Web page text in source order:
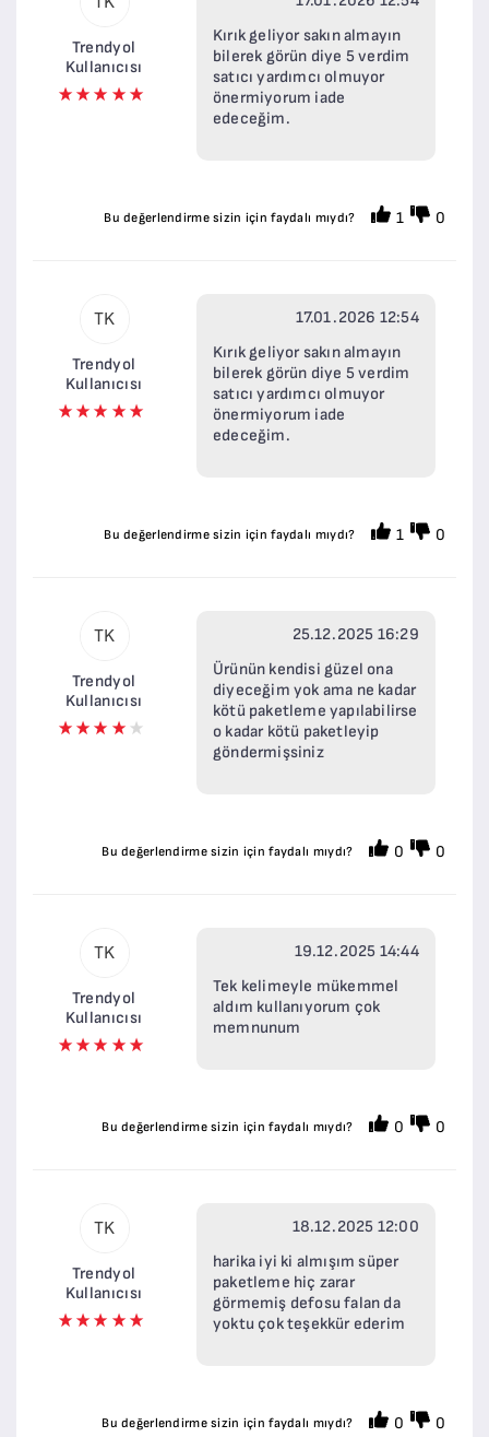
Trendyol
Kullanıcısı
Kırık geliyor sakın almayın
bilerek görün diye 5 verdim
satıcı yardımcı olmuyor
önermiyorum iade
edeceğim.
Bu değerlendirme sizin için faydalı mıydı? 1 0
TK
Trendyol
Kullanıcısı
17.01.2026 12:54
Kırık geliyor sakın almayın
bilerek görün diye 5 verdim
satıcı yardımcı olmuyor
önermiyorum iade
edeceğim.
Bu değerlendirme sizin için faydalı mıydı? 1 0
TK
Trendyol
Kullanıcısı
25.12.2025 16:29
Ürünün kendisi güzel ona
diyeceğim yok ama ne kadar
kötü paketleme yapılabilirse
o kadar kötü paketleyip
göndermişsiniz
Bu değerlendirme sizin için faydalı mıydı? 0 0
TK
Trendyol
Kullanıcısı
19.12.2025 14:44
Tek kelimeyle mükemmel
aldım kullanıyorum çok
memnunum
Bu değerlendirme sizin için faydalı mıydı? 0 0
TK
Trendyol
Kullanıcısı
18.12.2025 12:00
harika iyi ki almışım süper
paketleme hiç zarar
görmemiş defosu falan da
yoktu çok teşekkür ederim
Bu değerlendirme sizin için faydalı mıydı? 0 0